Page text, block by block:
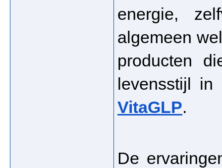
energie,
algemeen
producten
VitaGLP.
De